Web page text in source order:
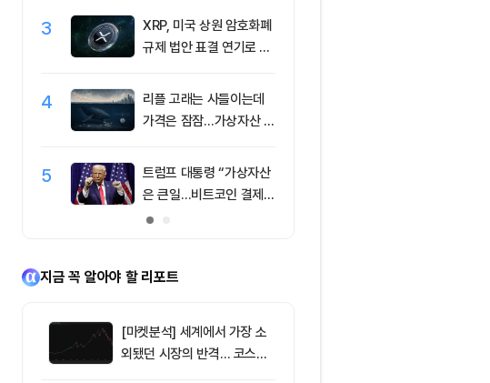
F 3일 연속 유입
3
XRP, 미국 상원 암호화폐
규제 법안 표결 연기로 급
4
리플 고래는 사들이는데
가격은 잠잠…가상자산 바
5
트럼프 대통령 “가상자산
은 큰일…비트코인 결제
늘어”
지금 꼭 알아야 할 리포트
[마켓분석] 세계에서 가장 소
외됐던 시장의 반격… 코스피